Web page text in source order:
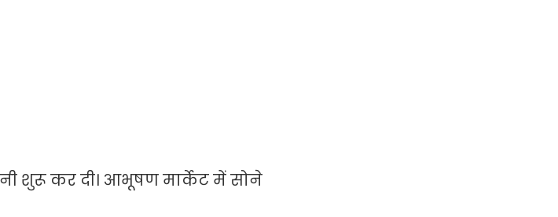
शुरू कर दी। आभूषण मार्केट में सोने